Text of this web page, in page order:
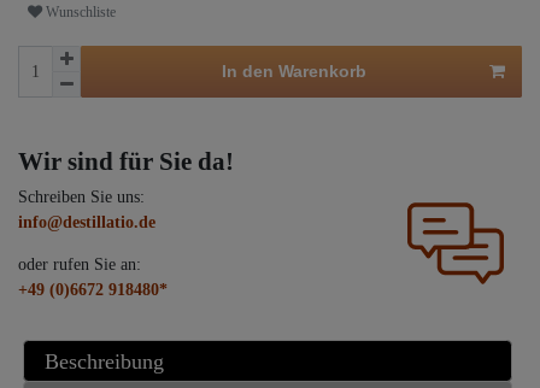
Wunschliste
In den Warenkorb
Wir sind für Sie da!
Schreiben Sie uns:
info@destillatio.de
oder rufen Sie an:
+49 (0)6672 918480*
Beschreibung